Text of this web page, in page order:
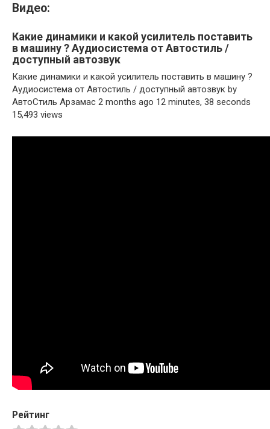
Видео:
Какие динамики и какой усилитель поставить
в машину ? Аудиосистема от Автостиль /
доступный автозвук
Какие динамики и какой усилитель поставить в машину ?
Аудиосистема от Автостиль / доступный автозвук by
АвтоСтиль Арзамас 2 months ago 12 minutes, 38 seconds
15,493 views
Рейтинг